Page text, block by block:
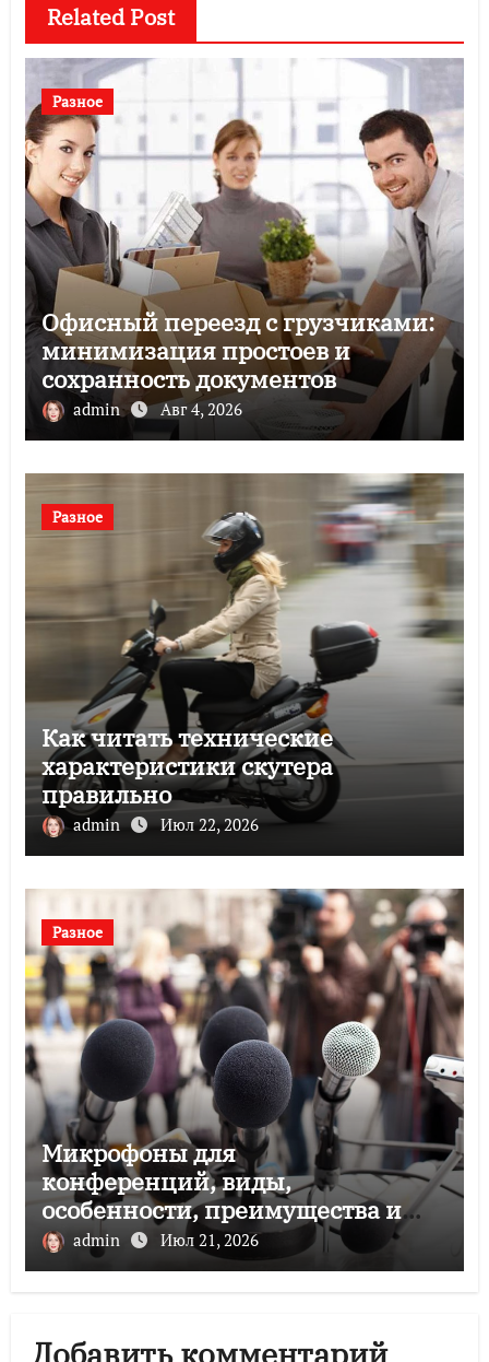
Related Post
Разное
Офисный переезд с грузчиками:
минимизация простоев и
сохранность документов
admin Авг 4, 2026
Разное
Как читать технические
характеристики скутера
правильно
admin Июл 22, 2026
Разное
Микрофоны для
конференций, виды,
особенности, преимущества и
советы по выбору
admin Июл 21, 2026